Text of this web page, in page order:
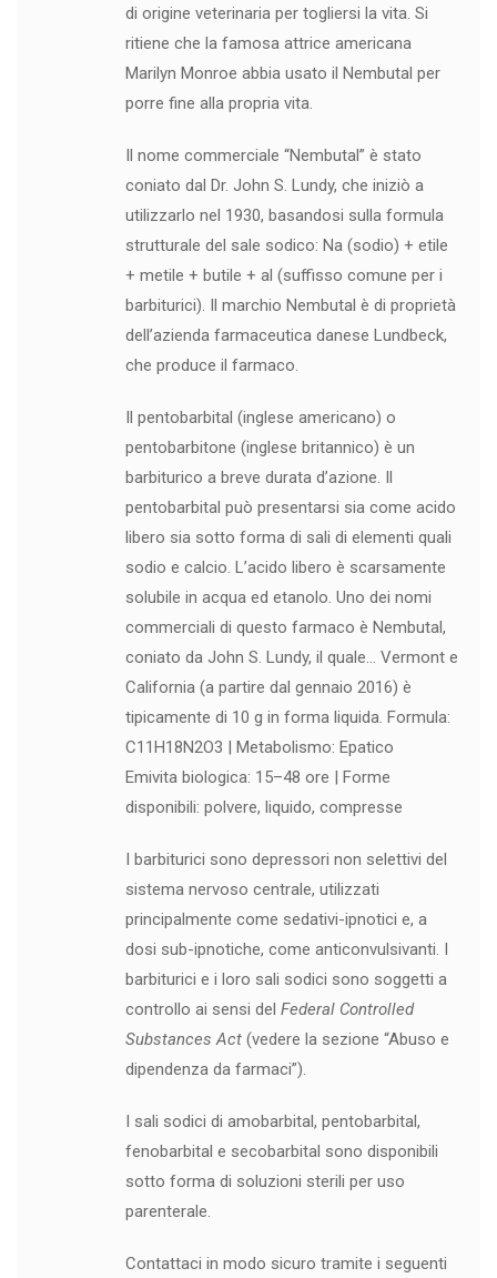
di origine veterinaria per togliersi la vita. Si
ritiene che la famosa attrice americana
Marilyn Monroe abbia usato il Nembutal per
porre fine alla propria vita.
Il nome commerciale “Nembutal” è stato
coniato dal Dr. John S. Lundy, che iniziò a
utilizzarlo nel 1930, basandosi sulla formula
strutturale del sale sodico: Na (sodio) + etile
+ metile + butile + al (suffisso comune per i
barbiturici). Il marchio Nembutal è di proprietà
dell’azienda farmaceutica danese Lundbeck,
che produce il farmaco.
Il pentobarbital (inglese americano) o
pentobarbitone (inglese britannico) è un
barbiturico a breve durata d’azione. Il
pentobarbital può presentarsi sia come acido
libero sia sotto forma di sali di elementi quali
sodio e calcio. L’acido libero è scarsamente
solubile in acqua ed etanolo. Uno dei nomi
commerciali di questo farmaco è Nembutal,
coniato da John S. Lundy, il quale… Vermont e
California (a partire dal gennaio 2016) è
tipicamente di 10 g in forma liquida. Formula:
C11H18N2O3 | Metabolismo: Epatico
Emivita biologica: 15–48 ore | Forme
disponibili: polvere, liquido, compresse
I barbiturici sono depressori non selettivi del
sistema nervoso centrale, utilizzati
principalmente come sedativi-ipnotici e, a
dosi sub-ipnotiche, come anticonvulsivanti. I
barbiturici e i loro sali sodici sono soggetti a
controllo ai sensi del Federal Controlled
Substances Act(vedere la sezione “Abuso e
dipendenza da farmaci”).
I sali sodici di amobarbital, pentobarbital,
fenobarbital e secobarbital sono disponibili
sotto forma di soluzioni sterili per uso
parenterale.
Contattaci in modo sicuro tramite i seguenti